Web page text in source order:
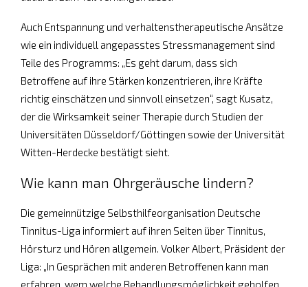
Auch Entspannung und verhaltenstherapeutische Ansätze
wie ein individuell angepasstes Stressmanagement sind
Teile des Programms: „Es geht darum, dass sich
Betroffene auf ihre Stärken konzentrieren, ihre Kräfte
richtig einschätzen und sinnvoll einsetzen“, sagt Kusatz,
der die Wirksamkeit seiner Therapie durch Studien der
Universitäten Düsseldorf/Göttingen sowie der Universität
Witten-Herdecke bestätigt sieht.
Wie kann man Ohrgeräusche lindern?
Die gemeinnützige Selbsthilfeorganisation Deutsche
Tinnitus-Liga informiert auf ihren Seiten über Tinnitus,
Hörsturz und Hören allgemein. Volker Albert, Präsident der
Liga: „In Gesprächen mit anderen Betroffenen kann man
erfahren, wem welche Behandlungsmöglichkeit geholfen